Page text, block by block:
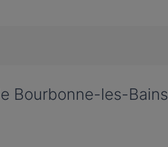
Bourbonne-les-Bains